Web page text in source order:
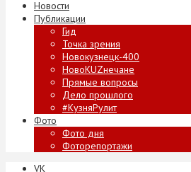
Новости
Публикации
Гид
Точка зрения
Новокузнецк-400
НовоKUZнечане
Прямые вопросы
Дело прошлого
#КузняРулит
Фото
Фото дня
Фоторепортажи
VK